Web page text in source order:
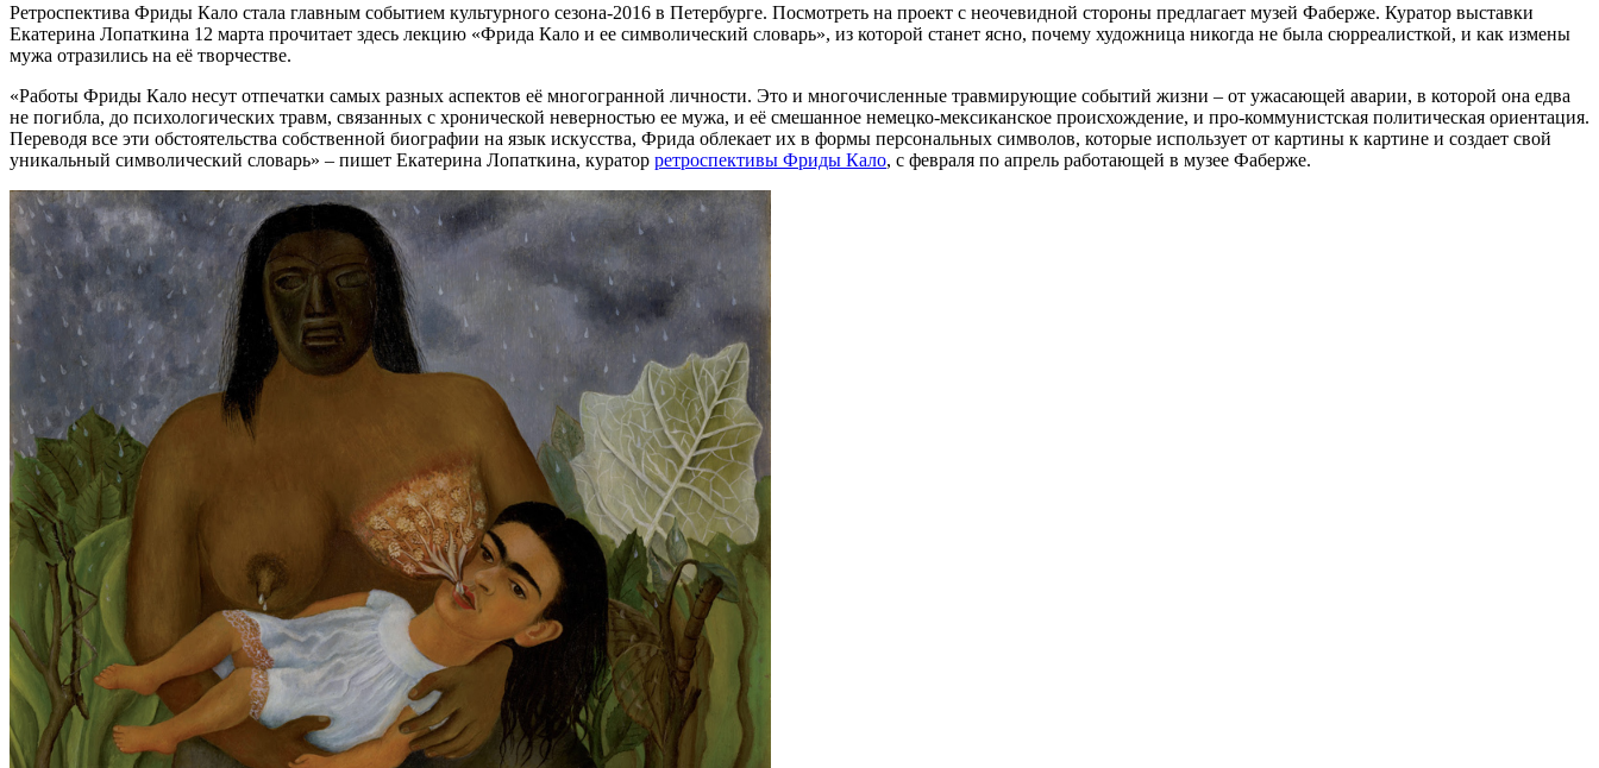
Ретроспектива Фриды Кало стала главным событием культурного сезона-2016 в Петербурге. Посмотреть на проект с неочевидной стороны предлагает музей Фаберже. Куратор выставки
Екатерина Лопаткина 12 марта прочитает здесь лекцию «Фрида Кало и ее символический словарь», из которой станет ясно, почему художница никогда не была сюрреалисткой, и как измены
мужа отразились на её творчестве.
«Работы Фриды Кало несут отпечатки самых разных аспектов её многогранной личности. Это и многочисленные травмирующие событий жизни – от ужасающей аварии, в которой она едва
не погибла, до психологических травм, связанных с хронической неверностью ее мужа, и её смешанное немецко-мексиканское происхождение, и про-коммунистская политическая ориентация.
Переводя все эти обстоятельства собственной биографии на язык искусства, Фрида облекает их в формы персональных символов, которые использует от картины к картине и создает свой
уникальный символический словарь» – пишет Екатерина Лопаткина, куратор ретроспективы Фриды Кало, с февраля по апрель работающей в музее Фаберже.